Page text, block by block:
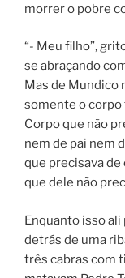
morrer o pobre
“- Meu filho”,
se abraçando
Mas de Mundico
somente o corpo
Corpo que não
nem de pai nem
que precisava de
que dele não
Enquanto isso
detrás de uma
três cabras com